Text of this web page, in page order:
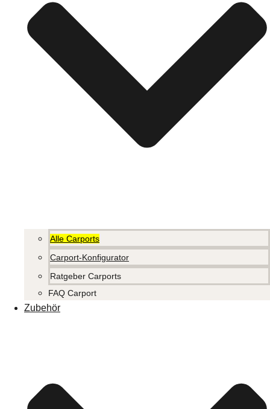
Alle Carports
Carport-Konfigurator
Ratgeber Carports
FAQ Carport
Zubehör